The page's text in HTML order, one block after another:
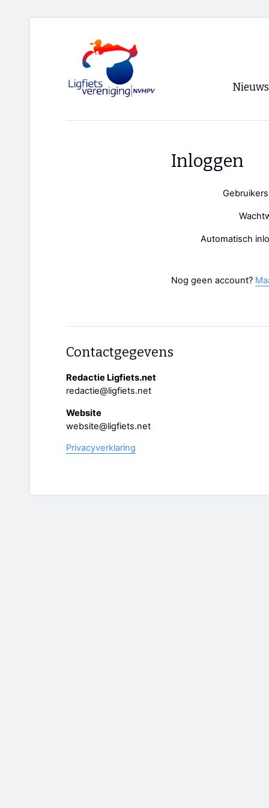
Nieuws
Inloggen
Automatisch
Nog geen account?
Contactgegevens
Redactie Ligfiets.net
redactie@ligfiets.net
Website
website@ligfiets.net
Privacyverklaring